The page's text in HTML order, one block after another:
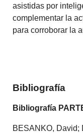
asistidas por
complementar la
para corroborar la
Bibliografía
Bibliografía
BESANKO, David;